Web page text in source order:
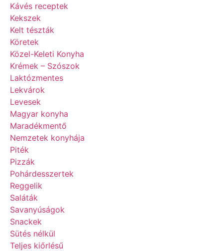
Kávés receptek
Kekszek
Kelt tészták
Köretek
Közel-Keleti Konyha
Krémek – Szószok
Laktózmentes
Lekvárok
Levesek
Magyar konyha
Maradékmentő
Nemzetek konyhája
Piték
Pizzák
Pohárdesszertek
Reggelik
Saláták
Savanyúságok
Snackek
Sütés nélkül
Teljes kiőrlésű